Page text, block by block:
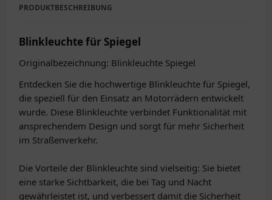
PRODUKTBESCHREIBUNG
Blinkleuchte für Spiegel
Originalbezeichnung: Blinkleuchte Spiegel
Entdecken Sie die hochwertige Blinkleuchte für Spiegel,
die speziell für den Einsatz an Motorrädern entwickelt
wurde. Diese Blinkleuchte verbindet Funktionalität mit
ansprechendem Design und sorgt für mehr Sicherheit
im Straßenverkehr.
Die Vorteile der Blinkleuchte sind vielseitig: Sie bietet
eine starke Sichtbarkeit, die bei Tag und Nacht
gewährleistet ist, und verbessert damit die Sicherheit